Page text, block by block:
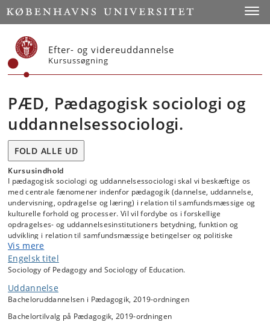
Start
Efter- og videreuddannelse
Kursussøgning
PÆD, Pædagogisk sociologi og
uddannelsessociologi.
FOLD ALLE UD
Kursusindhold
I pædagogisk sociologi og uddannelsessociologi skal vi beskæftige os
med centrale fænomener indenfor pædagogik (dannelse, uddannelse,
undervisning, opdragelse og læring) i relation til samfundsmæssige og
kulturelle forhold og processer. Vil vil fordybe os i forskellige
opdragelses- og uddannelsesinstitutioners betydning, funktion og
udvikling i relation til samfundsmæssige betingelser og politiske
agendaer. Vi udforsker forståelser af magt, stat, klasse,
inklusion/eksklusion i forhold til pædagogiske forskningsfelter. På
denne måde dykker vi ned i, hvorledes forskellige sociologiske
fænomener som eksempelvis skole, universitet og familie.
Vis mere
Engelsk titel
Sociology of Pedagogy and Sociology of Education.
Uddannelse
Bacheloruddannelsen i Pædagogik, 2019-ordningen
Bachelortilvalg på Pædagogik, 2019-ordningen